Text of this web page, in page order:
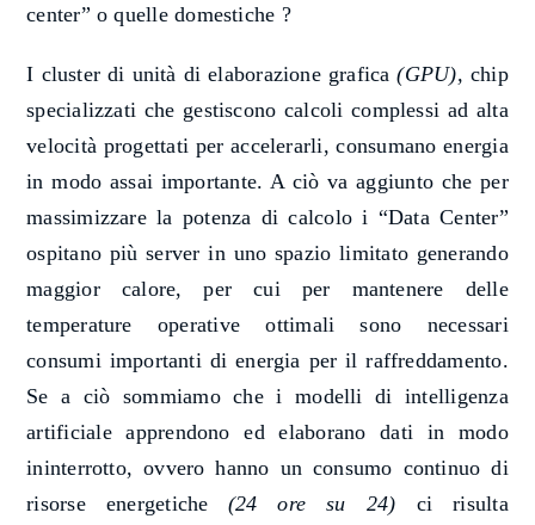
center” o quelle domestiche ?
I cluster di unità di elaborazione grafica(GPU), chip
specializzati che gestiscono calcoli complessi ad alta
velocità progettati per accelerarli, consumano energia
in modo assai importante. A ciò va aggiunto che per
massimizzare la potenza di calcolo i “Data Center”
ospitano più server in uno spazio limitato generando
maggior calore, per cui per mantenere delle
temperature operative ottimali sono necessari
consumi importanti di energia per il raffreddamento.
Se a ciò sommiamo che i modelli diintelligenza
artificiale apprendono ed elaborano dati in modo
ininterrotto, ovvero hanno un consumo continuo di
risorse energetiche
(24 ore su 24) ci risulta